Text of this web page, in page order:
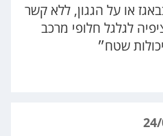
או על הגגון, ללא קשר
לגלגל חלופי מרכב
שטח״